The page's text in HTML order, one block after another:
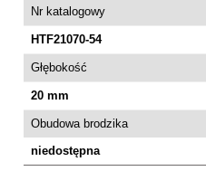
Nr katalogowy
HTF21070-54
Głębokość
20 mm
Obudowa brodzika
niedostępna